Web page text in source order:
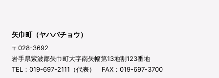
矢巾町（ヤハバチョウ）
〒028-3692
岩手県紫波郡矢巾町大字南矢幅第13地割123番地
TEL：019-697-2111（代表） FAX：019-697-3700